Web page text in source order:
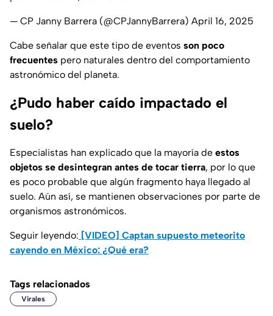
— CP Janny Barrera (@CPJannyBarrera) April 16, 2025
Cabe señalar que este tipo de eventos son poco
frecuentes pero naturales dentro del comportamiento
astronómico del planeta.
¿Pudo haber caído impactado el
suelo?
Especialistas han explicado que la mayoría de estos
objetos se desintegran antes de tocar tierra, por lo que
es poco probable que algún fragmento haya llegado al
suelo. Aún así, se mantienen observaciones por parte de
organismos astronómicos.
Seguir leyendo: [VIDEO] Captan supuesto meteorito
cayendo en México: ¿Qué era?
Tags relacionados
Virales